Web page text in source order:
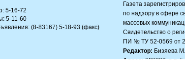
5-16-72
5-11-60
(8-83167) 5-18-93 (факс)
Газета
по надзору в сфере
массовых
Свидетельство о
ПИ № ТУ 52-0569 от
Редактор: Бизяева
Адрес:606360, р.п.